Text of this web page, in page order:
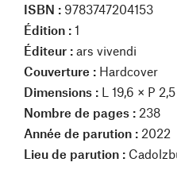
ISBN : 9783747204153
Édition :1
Éditeur :ars vivendi
Couverture : Hardcover
Dimensions : L 19,6 × P
Nombre de pages : 238
Année de parution : 2022
Lieu de parution :